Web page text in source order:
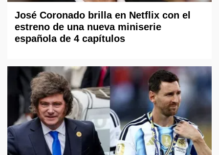
José Coronado brilla en Netflix con el
estreno de una nueva miniserie
española de 4 capítulos